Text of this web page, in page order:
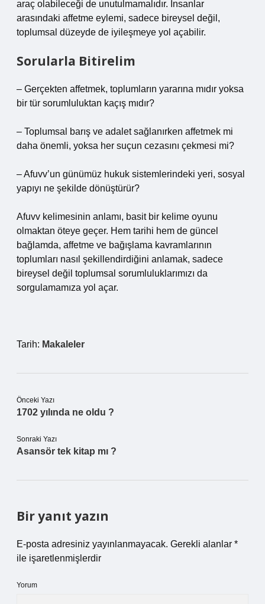
araç olabileceği de unutulmamalıdır. İnsanlar
arasındaki affetme eylemi, sadece bireysel değil,
toplumsal düzeyde de iyileşmeye yol açabilir.
Sorularla Bitirelim
– Gerçekten affetmek, toplumların yararına mıdır yoksa
bir tür sorumluluktan kaçış mıdır?
– Toplumsal barış ve adalet sağlanırken affetmek mi
daha önemli, yoksa her suçun cezasını çekmesi mi?
– Afuvv’un günümüz hukuk sistemlerindeki yeri, sosyal
yapıyı ne şekilde dönüştürür?
Afuvv kelimesinin anlamı, basit bir kelime oyunu
olmaktan öteye geçer. Hem tarihi hem de güncel
bağlamda, affetme ve bağışlama kavramlarının
toplumları nasıl şekillendirdiğini anlamak, sadece
bireysel değil toplumsal sorumluluklarımızı da
sorgulamamıza yol açar.
Tarih: Makaleler
Önceki Yazı
1702 yılında ne oldu ?
Sonraki Yazı
Asansör tek kitap mı ?
Bir yanıt yazın
E-posta adresiniz yayınlanmayacak. Gerekli alanlar *
ile işaretlenmişlerdir
Yorum